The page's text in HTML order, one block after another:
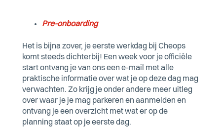
Pre-onboarding
Het is bijna zover, je eerste werkdag bij Cheops
komt steeds dichterbij! Een week voor je officiële
start ontvang je van ons een e-mail met alle
praktische informatie over wat je op deze dag mag
verwachten. Zo krijg je onder andere meer uitleg
over waar je je mag parkeren en aanmelden en
ontvang je een overzicht met wat er op de
planning staat op je eerste dag.